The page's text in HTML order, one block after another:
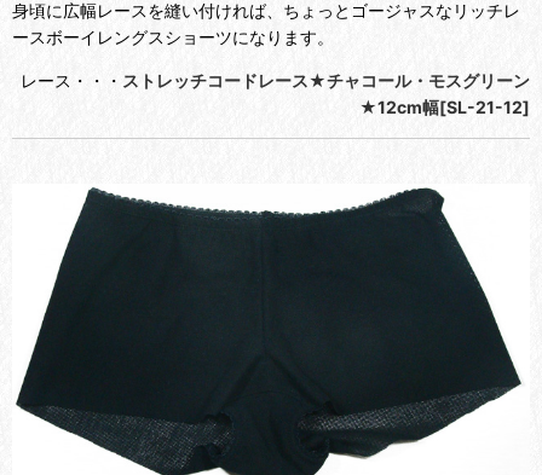
身頃に広幅レースを縫い付ければ、ちょっとゴージャスなリッチレ
ースボーイレングスショーツになります。
レース・・・ ストレッチコードレース★チャコール・モスグリーン
★12cm幅[SL-21-12]